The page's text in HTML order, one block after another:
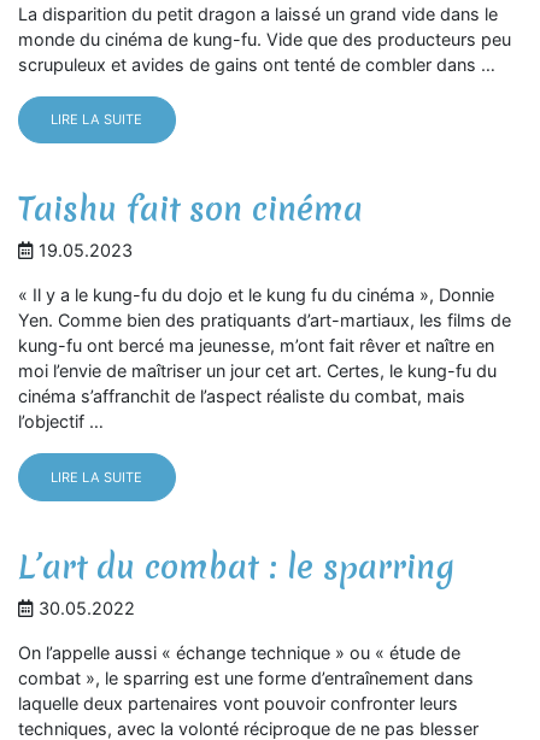
La disparition du petit dragon a laissé un grand vide dans le
monde du cinéma de kung-fu. Vide que des producteurs peu
scrupuleux et avides de gains ont tenté de combler dans …
LIRE LA SUITE
Taishu fait son cinéma
19.05.2023
« Il y a le kung-fu du dojo et le kung fu du cinéma », Donnie
Yen. Comme bien des pratiquants d’art-martiaux, les films de
kung-fu ont bercé ma jeunesse, m’ont fait rêver et naître en
moi l’envie de maîtriser un jour cet art. Certes, le kung-fu du
cinéma s’affranchit de l’aspect réaliste du combat, mais
l’objectif …
LIRE LA SUITE
L’art du combat : le sparring
30.05.2022
On l’appelle aussi « échange technique » ou « étude de
combat », le sparring est une forme d’entraînement dans
laquelle deux partenaires vont pouvoir confronter leurs
techniques, avec la volonté réciproque de ne pas blesser